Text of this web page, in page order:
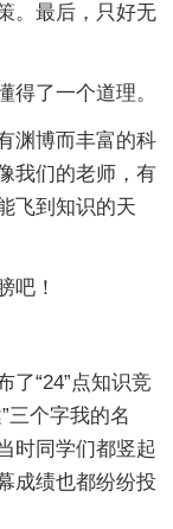
。最后，只好无
得了一个道理。
渊博而丰富的科
我们的老师，有
飞到知识的天
吧！
了“24”点知识竞
三个字我的名
时同学们都竖起
成绩也都纷纷投